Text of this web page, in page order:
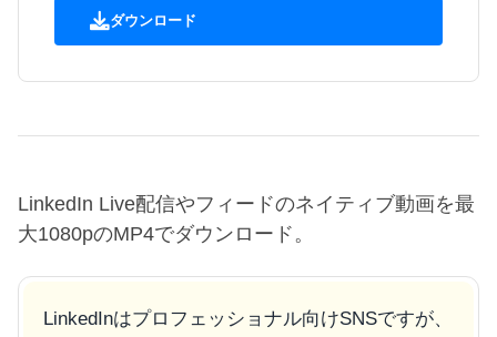
ダウンロード
LinkedIn Live配信やフィードのネイティブ動画を最
大1080pのMP4でダウンロード。
LinkedInはプロフェッショナル向けSNSですが、